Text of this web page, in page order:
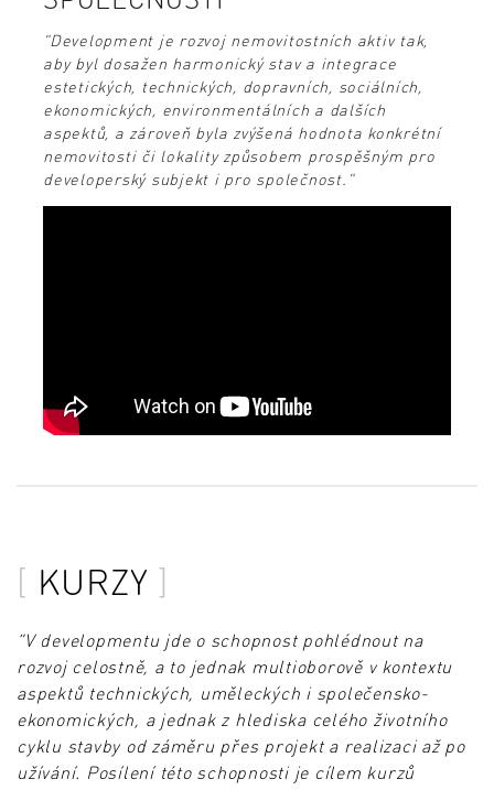
"Development je rozvoj nemovitostních aktiv tak,
aby byl dosažen harmonický stav a integrace
estetických, technických, dopravních, sociálních,
ekonomických, environmentálních a dalších
aspektů, a zároveň byla zvýšená hodnota konkrétní
nemovitosti či lokality způsobem prospěšným pro
developerský subjekt i pro společnost."
KURZY
“V developmentu jde o schopnost pohlédnout na
rozvoj celostně, a to jednak multioborově v kontextu
aspektů technických, uměleckých i společensko-
ekonomických, a jednak z hlediska celého životního
cyklu stavby od záměru přes projekt a realizaci až po
užívání. Posílení této schopnosti je cílem kurzů